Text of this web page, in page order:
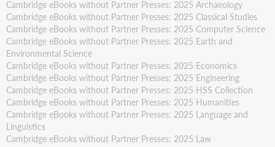
Cambridge eBooks without Partner Presses: 2025 Archaeology
Cambridge eBooks without Partner Presses: 2025 Classical Studies
Cambridge eBooks without Partner Presses: 2025 Computer Science
Cambridge eBooks without Partner Presses: 2025 Earth and
Environmental Science
Cambridge eBooks without Partner Presses: 2025 Economics
Cambridge eBooks without Partner Presses: 2025 Engineering
Cambridge eBooks without Partner Presses: 2025 HSS Collection
Cambridge eBooks without Partner Presses: 2025 Humanities
Cambridge eBooks without Partner Presses: 2025 Language and
Linguistics
Cambridge eBooks without Partner Presses: 2025 Law